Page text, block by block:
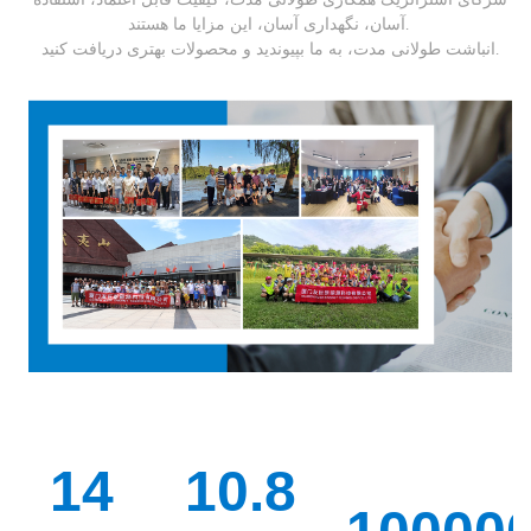
آسان، نگهداری آسان، این مزایا ما هستند.
انباشت طولانی مدت،به ما بپیوندید و محصولات بهتری دریافت کنید.
14 10.8